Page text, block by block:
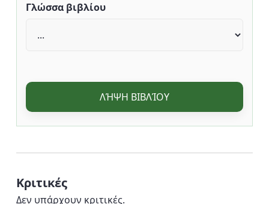
Γλώσσα βιβλίου
ΛΉΨΗ ΒΙΒΛΊΟΥ
Κριτικές
Δεν υπάρχουν κριτικές.